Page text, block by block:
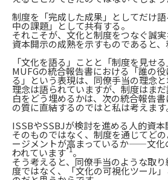
制度を「完成した成果」としてだけ
中の課題」として共有する。
それこそが、文化と制度をつなぐ誠
資本開示の成熟を示すものであると、
「文化を語る」ことと「制度を見せ
MUFGの統合報告書における「誰の
る」という表現は、同僚手当の理念と
理念は語られていますが、制度はまだ
白をどう埋めるかは、次の統合報告
の質に直結するのではと私は考えます
ISSBやSSBJが検討を進める人的資
そのものではなく、制度を通じてど
ージメントが高まっているか——文化
われています*1。
そう考えると、同僚手当のような取
度ではなく、「文化の可視化ツール